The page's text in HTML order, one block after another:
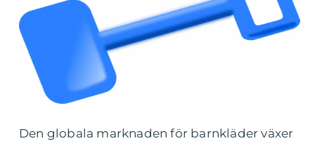
Den globala marknaden för barnkläder växer